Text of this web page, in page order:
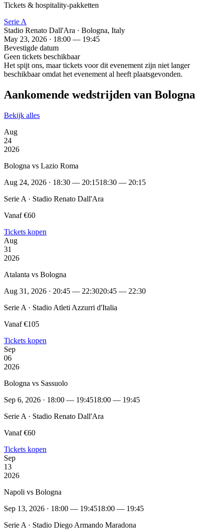
Tickets & hospitality-pakketten
Serie A
Stadio Renato Dall'Ara · Bologna, Italy
May 23, 2026 · 18:00 — 19:45
Bevestigde datum
Geen tickets beschikbaar
Het spijt ons, maar tickets voor dit evenement zijn niet langer
beschikbaar omdat het evenement al heeft plaatsgevonden.
Aankomende wedstrijden van Bologna
Bekijk alles
Aug
24
2026
Bologna vs Lazio Roma
Aug 24, 2026 · 18:30 — 20:1518:30 — 20:15
Serie A · Stadio Renato Dall'Ara
Vanaf €60
Tickets kopen
Aug
31
2026
Atalanta vs Bologna
Aug 31, 2026 · 20:45 — 22:3020:45 — 22:30
Serie A · Stadio Atleti Azzurri d'Italia
Vanaf €105
Tickets kopen
Sep
06
2026
Bologna vs Sassuolo
Sep 6, 2026 · 18:00 — 19:4518:00 — 19:45
Serie A · Stadio Renato Dall'Ara
Vanaf €60
Tickets kopen
Sep
13
2026
Napoli vs Bologna
Sep 13, 2026 · 18:00 — 19:4518:00 — 19:45
Serie A · Stadio Diego Armando Maradona